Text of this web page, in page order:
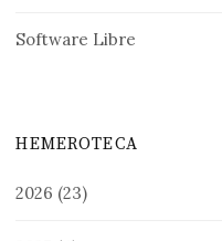
Software Libre
HEMEROTECA
2026 (23)